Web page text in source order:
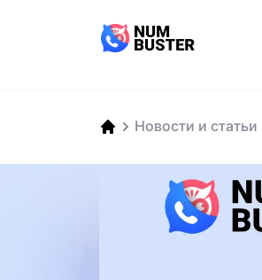
Новости и статьи